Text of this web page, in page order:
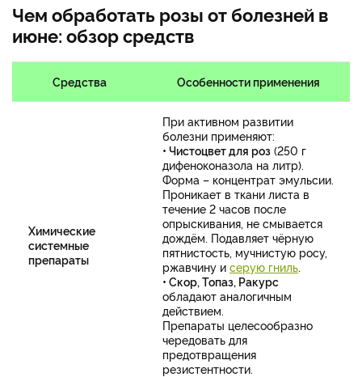
Чем обработать розы от болезней в
июне: обзор средств
Средства Особенности применения
Химические
системные
препараты
При активном развитии
болезни применяют:
• Чистоцвет для роз (250 г
дифеноконазола на литр).
Форма – концентрат эмульсии.
Проникает в ткани листа в
течение 2 часов после
опрыскивания, не смывается
дождём. Подавляет чёрную
пятнистость, мучнистую росу,
ржавчину и серую гниль.
• Скор, Топаз, Ракурс
обладают аналогичным
действием.
Препараты целесообразно
чередовать для
предотвращения
резистентности.